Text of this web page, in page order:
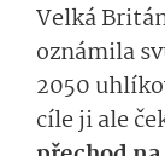
Velká
oznámila
2050
cíle ji ale